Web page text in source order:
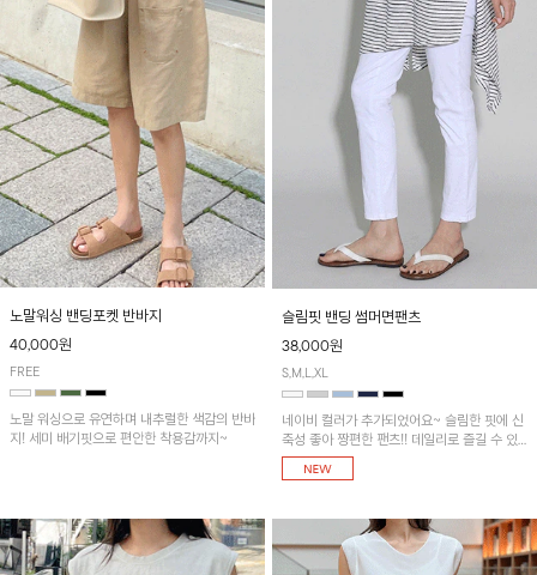
노말워싱 밴딩포켓 반바지
40,000원
FREE
노말 워싱으로 유연하며 내추럴한 색감의 반바
지! 세미 배기핏으로 편안한 착용감까지~
슬림핏 밴딩 썸머면팬츠
38,000원
S,M,L,XL
네이비 컬러가 추가되었어요~ 슬림한 핏에 신
축성 좋아 짱편한 팬츠!! 데일리로 즐길 수 있
는 기본 컬러들로 준비했어요~